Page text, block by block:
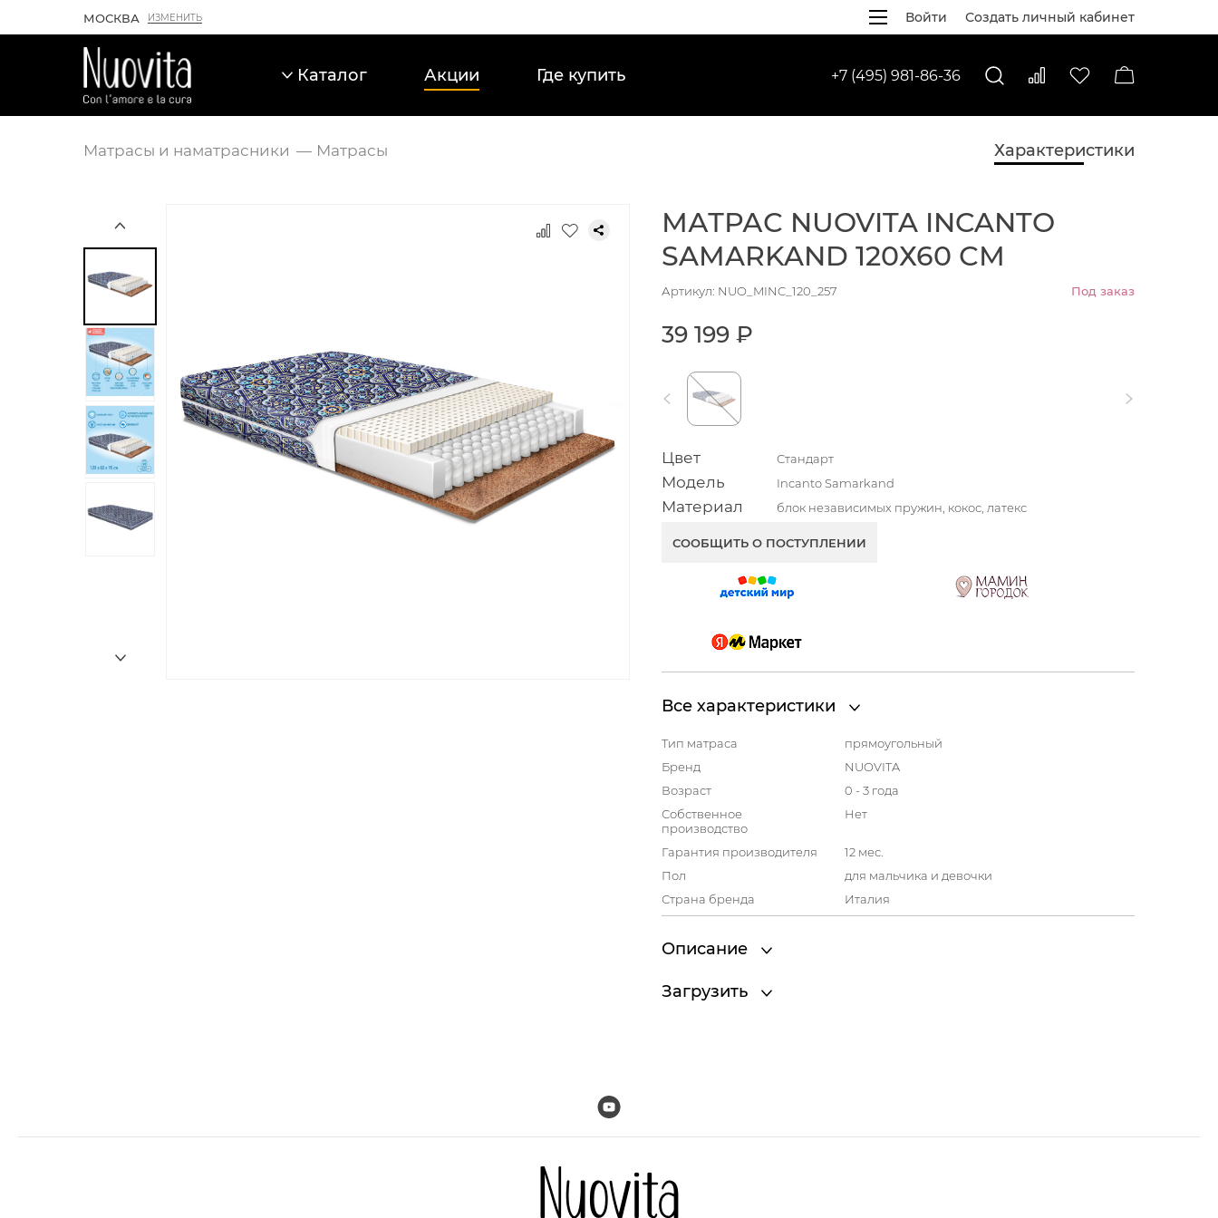
МОСКВА ИЗМЕНИТЬ Войти Создать личный кабинет
Каталог Акции Где купить +7 (495) 981-86-36
Матрасы и наматрасники Матрасы Характеристики
Карточка товара
МАТРАС NUOVITA INCANTO
SAMARKAND 120Х60 СМ
Артикул: NUO_MINC_120_257 Под заказ
39 199 ₽
Цвет Стандарт
Модель Incanto Samarkand
Материал блок независимых пружин, кокос, латекс
СООБЩИТЬ О ПОСТУПЛЕНИИ
Все характеристики
Тип матраса
прямоугольный
Бренд
NUOVITA
Возраст
0 - 3 года
Собственное
производство
Нет
Гарантия производителя
12 мес.
Пол
для мальчика и девочки
Страна бренда
Италия
Описание
Загрузить